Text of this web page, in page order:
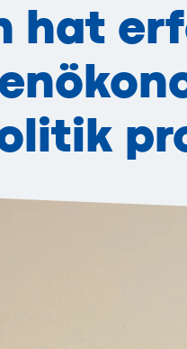
hat